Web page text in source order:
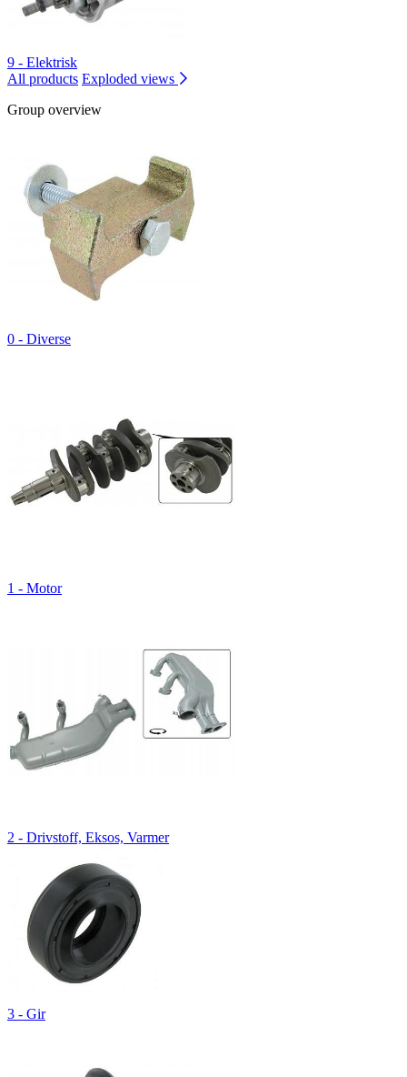
9 - Elektrisk
All products Exploded views
Group overview
0 - Diverse
1 - Motor
2 - Drivstoff, Eksos, Varmer
3 - Gir